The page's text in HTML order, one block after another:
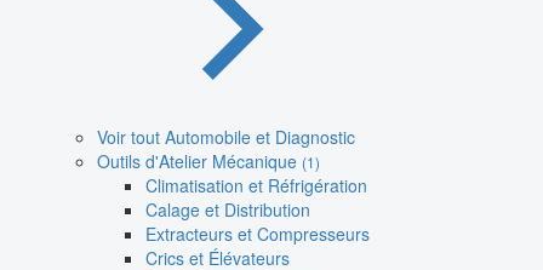
Voir tout Automobile et Diagnostic
Outils d'Atelier Mécanique (1)
Climatisation et Réfrigération
Calage et Distribution
Extracteurs et Compresseurs
Crics et Élévateurs